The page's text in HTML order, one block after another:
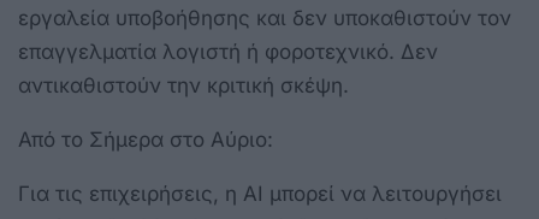
εργαλεία υποβοήθησης και δεν υποκαθιστούν τον
επαγγελματία λογιστή ή φοροτεχνικό. Δεν
αντικαθιστούν την κριτική σκέψη.
Από το Σήμερα στο Αύριο:
Για τις επιχειρήσεις, η AI μπορεί να λειτουργήσει